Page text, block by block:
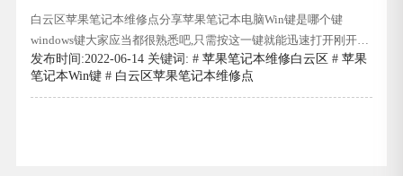
键是哪个键
白云区苹果笔记本维修点分享苹果笔记本电脑Win键是哪个键
windows键大家应当都很熟悉吧,只需按这一键就能迅速打开刚开始
菜,也是能够和别的键结合进来进行一些实际操作,但是一些客户应
用的是苹果电脑上,发觉找不着windows键,那麼苹果电脑上windows
键是哪个呢?实际上苹果电脑上的windows键是command键,下边白
发布时间:2022-06-14 关键词: #苹果笔记本维修白云区 #苹果
笔记本Win键 # 白云区苹果笔记本维修点